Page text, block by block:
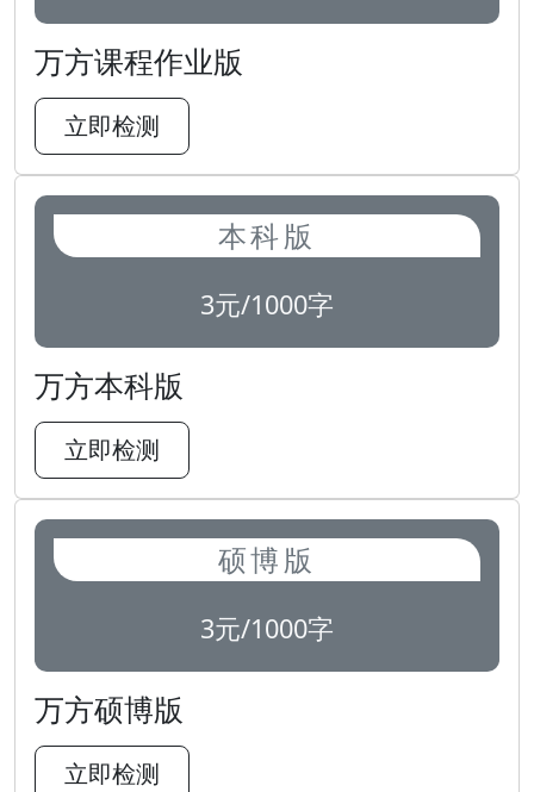
万方课程作业版
立即检测
本科版
3元/1000字
万方本科版
立即检测
硕博版
3元/1000字
万方硕博版
立即检测